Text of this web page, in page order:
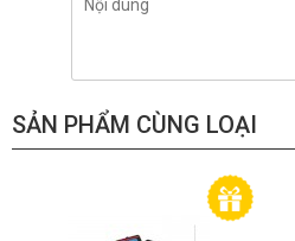
SẢN PHẨM CÙNG LOẠI